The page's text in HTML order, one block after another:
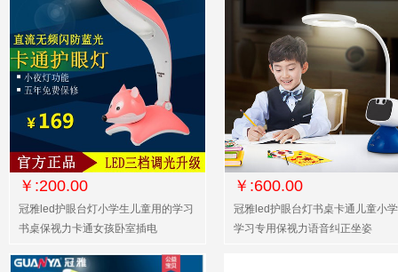
￥:200.00
冠雅led护眼台灯小学生儿童用的学习
书桌保视力卡通女孩卧室插电
￥:600.00
冠雅led护眼台灯书桌卡通儿童小
学习专用保视力语音纠正坐姿